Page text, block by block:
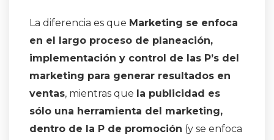
La diferencia es que Marketing se enfoca
en el largo proceso de planeación,
implementación y control de las P’s del
marketing para generar resultados en
ventas, mientras que la publicidad es
sólo una herramienta del marketing,
dentro de la P de promoción (y se enfoca